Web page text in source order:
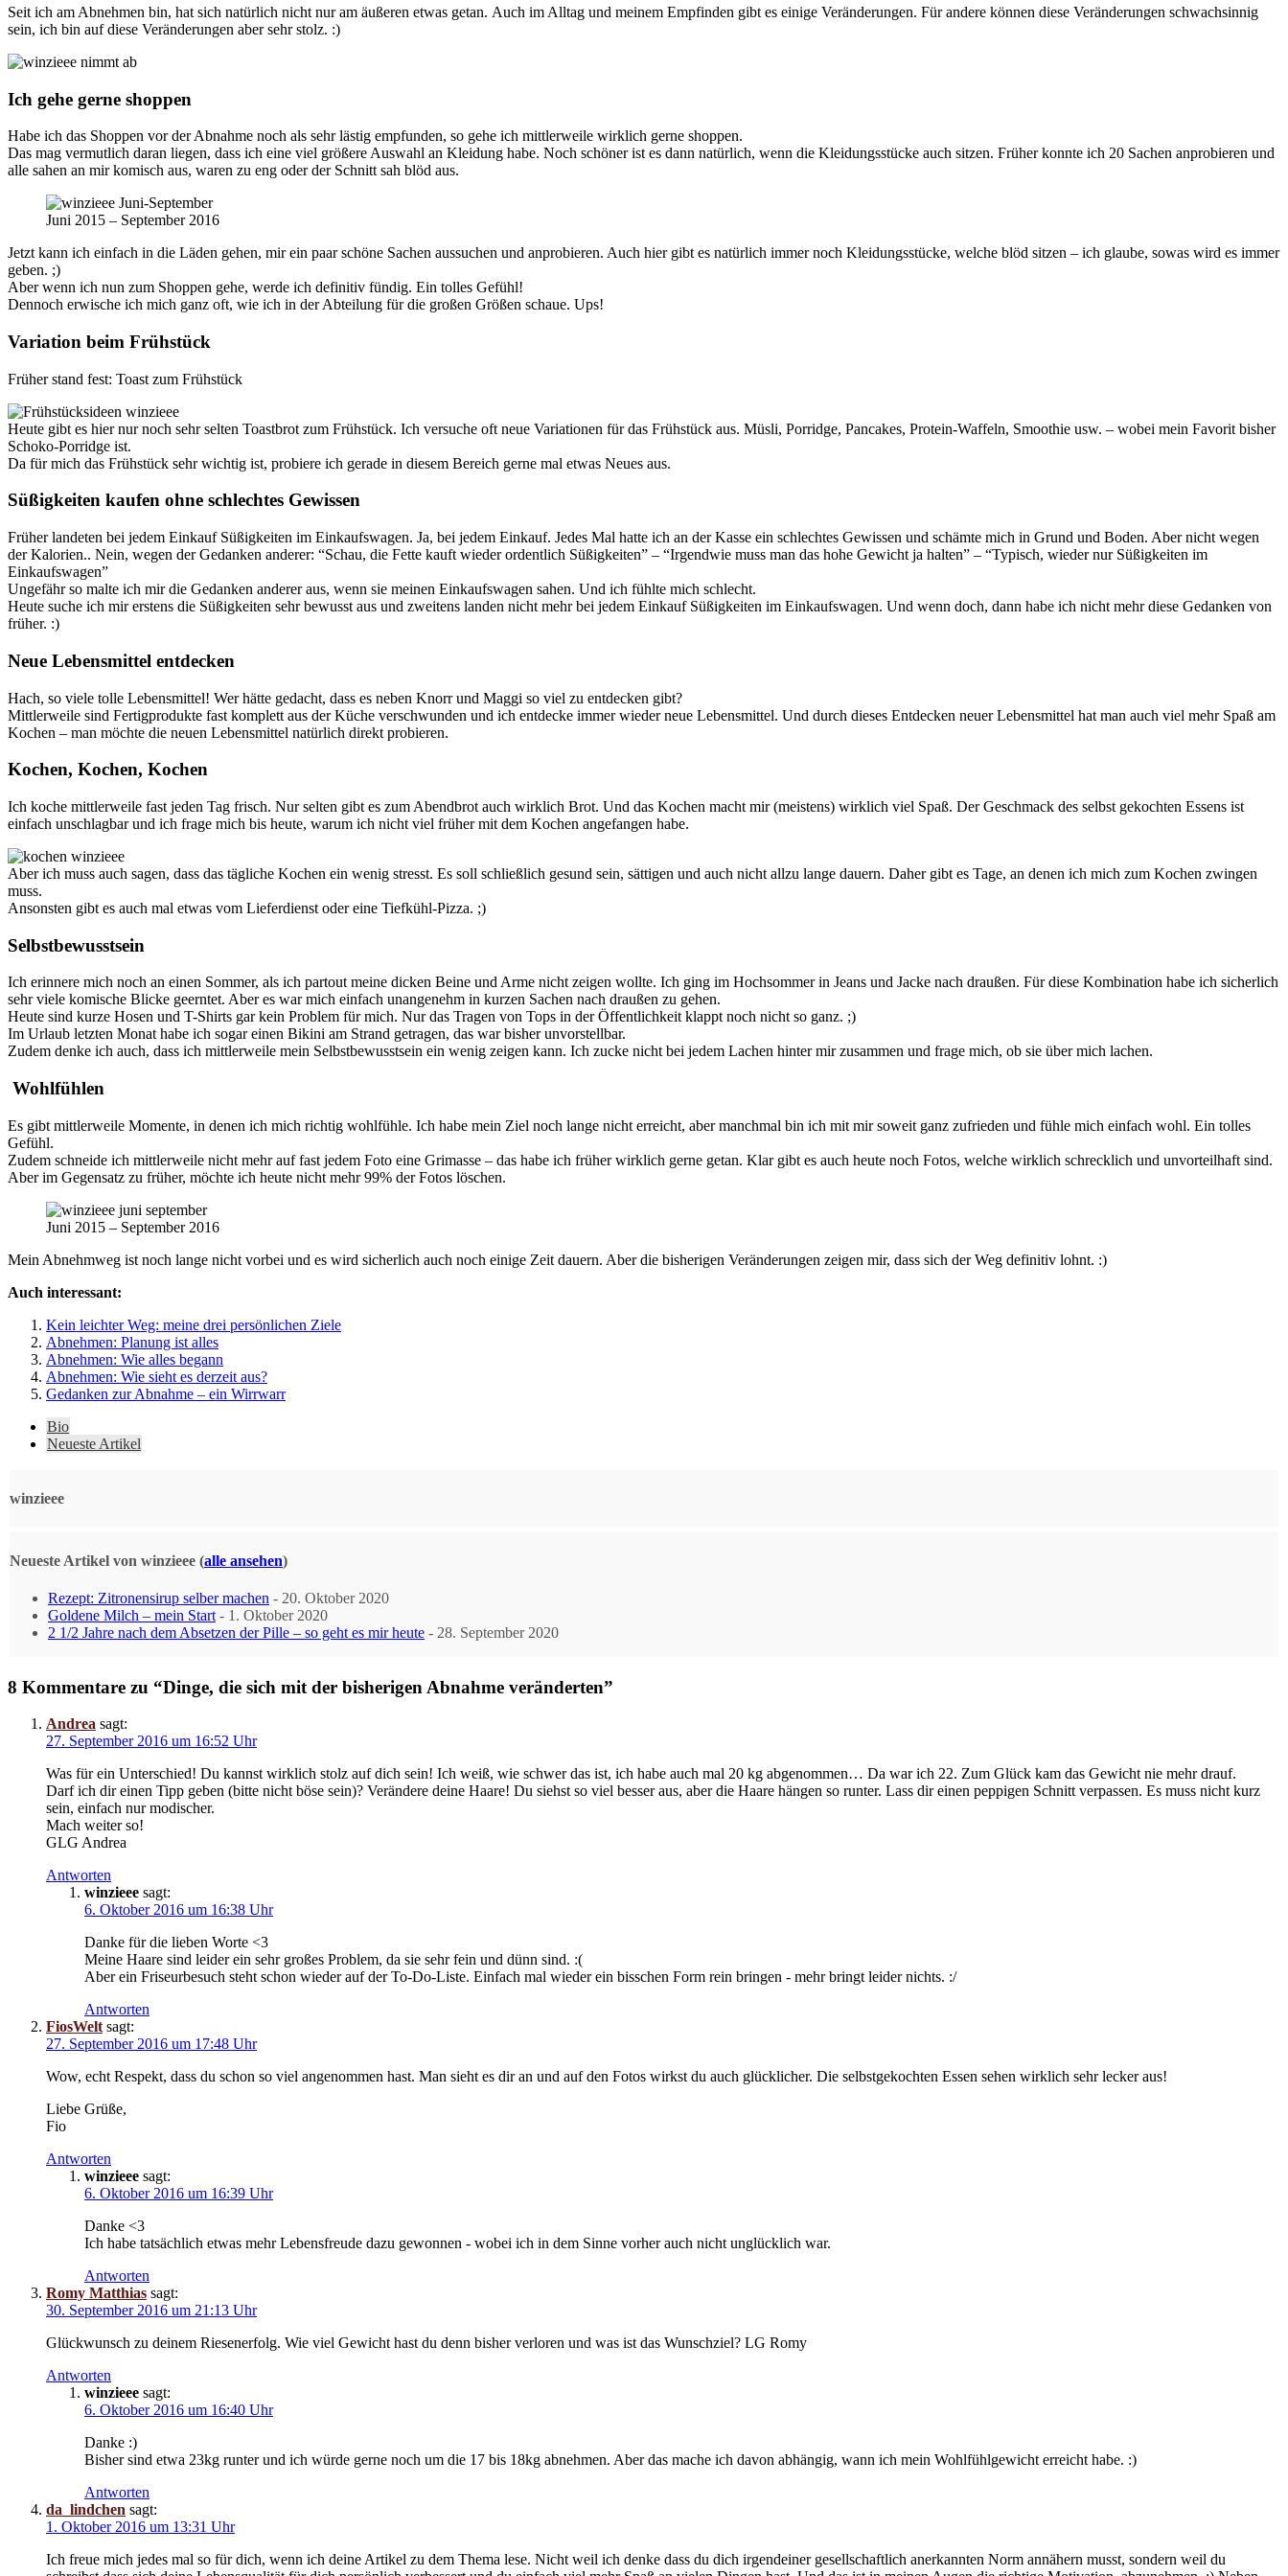
Seit ich am Abnehmen bin, hat sich natürlich nicht nur am äußeren etwas getan. Auch im Alltag und meinem Empfinden gibt es einige Veränderungen. Für andere können diese Veränderungen schwachsinnig
sein, ich bin auf diese Veränderungen aber sehr stolz. :)
Ich gehe gerne shoppen
Habe ich das Shoppen vor der Abnahme noch als sehr lästig empfunden, so gehe ich mittlerweile wirklich gerne shoppen.
Das mag vermutlich daran liegen, dass ich eine viel größere Auswahl an Kleidung habe. Noch schöner ist es dann natürlich, wenn die Kleidungsstücke auch sitzen. Früher konnte ich 20 Sachen anprobieren und
alle sahen an mir komisch aus, waren zu eng oder der Schnitt sah blöd aus.
Juni 2015 – September 2016
Jetzt kann ich einfach in die Läden gehen, mir ein paar schöne Sachen aussuchen und anprobieren. Auch hier gibt es natürlich immer noch Kleidungsstücke, welche blöd sitzen – ich glaube, sowas wird es immer
geben. ;)
Aber wenn ich nun zum Shoppen gehe, werde ich definitiv fündig. Ein tolles Gefühl!
Dennoch erwische ich mich ganz oft, wie ich in der Abteilung für die großen Größen schaue. Ups!
Variation beim Frühstück
Früher stand fest: Toast zum Frühstück
Heute gibt es hier nur noch sehr selten Toastbrot zum Frühstück. Ich versuche oft neue Variationen für das Frühstück aus. Müsli, Porridge, Pancakes, Protein-Waffeln, Smoothie usw. – wobei mein Favorit bisher
Schoko-Porridge ist.
Da für mich das Frühstück sehr wichtig ist, probiere ich gerade in diesem Bereich gerne mal etwas Neues aus.
Süßigkeiten kaufen ohne schlechtes Gewissen
Früher landeten bei jedem Einkauf Süßigkeiten im Einkaufswagen. Ja, bei jedem Einkauf. Jedes Mal hatte ich an der Kasse ein schlechtes Gewissen und schämte mich in Grund und Boden. Aber nicht wegen
der Kalorien.. Nein, wegen der Gedanken anderer: “Schau, die Fette kauft wieder ordentlich Süßigkeiten” – “Irgendwie muss man das hohe Gewicht ja halten” – “Typisch, wieder nur Süßigkeiten im
Einkaufswagen”
Ungefähr so malte ich mir die Gedanken anderer aus, wenn sie meinen Einkaufswagen sahen. Und ich fühlte mich schlecht.
Heute suche ich mir erstens die Süßigkeiten sehr bewusst aus und zweitens landen nicht mehr bei jedem Einkauf Süßigkeiten im Einkaufswagen. Und wenn doch, dann habe ich nicht mehr diese Gedanken von
früher. :)
Neue Lebensmittel entdecken
Hach, so viele tolle Lebensmittel! Wer hätte gedacht, dass es neben Knorr und Maggi so viel zu entdecken gibt?
Mittlerweile sind Fertigprodukte fast komplett aus der Küche verschwunden und ich entdecke immer wieder neue Lebensmittel. Und durch dieses Entdecken neuer Lebensmittel hat man auch viel mehr Spaß am
Kochen – man möchte die neuen Lebensmittel natürlich direkt probieren.
Kochen, Kochen, Kochen
Ich koche mittlerweile fast jeden Tag frisch. Nur selten gibt es zum Abendbrot auch wirklich Brot. Und das Kochen macht mir (meistens) wirklich viel Spaß. Der Geschmack des selbst gekochten Essens ist
einfach unschlagbar und ich frage mich bis heute, warum ich nicht viel früher mit dem Kochen angefangen habe.
Aber ich muss auch sagen, dass das tägliche Kochen ein wenig stresst. Es soll schließlich gesund sein, sättigen und auch nicht allzu lange dauern. Daher gibt es Tage, an denen ich mich zum Kochen zwingen
muss.
Ansonsten gibt es auch mal etwas vom Lieferdienst oder eine Tiefkühl-Pizza. ;)
Selbstbewusstsein
Ich erinnere mich noch an einen Sommer, als ich partout meine dicken Beine und Arme nicht zeigen wollte. Ich ging im Hochsommer in Jeans und Jacke nach draußen. Für diese Kombination habe ich sicherlich
sehr viele komische Blicke geerntet. Aber es war mich einfach unangenehm in kurzen Sachen nach draußen zu gehen.
Heute sind kurze Hosen und T-Shirts gar kein Problem für mich. Nur das Tragen von Tops in der Öffentlichkeit klappt noch nicht so ganz. ;)
Im Urlaub letzten Monat habe ich sogar einen Bikini am Strand getragen, das war bisher unvorstellbar.
Zudem denke ich auch, dass ich mittlerweile mein Selbstbewusstsein ein wenig zeigen kann. Ich zucke nicht bei jedem Lachen hinter mir zusammen und frage mich, ob sie über mich lachen.
Wohlfühlen
Es gibt mittlerweile Momente, in denen ich mich richtig wohlfühle. Ich habe mein Ziel noch lange nicht erreicht, aber manchmal bin ich mit mir soweit ganz zufrieden und fühle mich einfach wohl. Ein tolles
Gefühl.
Zudem schneide ich mittlerweile nicht mehr auf fast jedem Foto eine Grimasse – das habe ich früher wirklich gerne getan. Klar gibt es auch heute noch Fotos, welche wirklich schrecklich und unvorteilhaft sind.
Aber im Gegensatz zu früher, möchte ich heute nicht mehr 99% der Fotos löschen.
Juni 2015 – September 2016
Mein Abnehmweg ist noch lange nicht vorbei und es wird sicherlich auch noch einige Zeit dauern. Aber die bisherigen Veränderungen zeigen mir, dass sich der Weg definitiv lohnt. :)
Auch interessant:
Kein leichter Weg: meine drei persönlichen Ziele
Abnehmen: Planung ist alles
Abnehmen: Wie alles begann
Abnehmen: Wie sieht es derzeit aus?
Gedanken zur Abnahme – ein Wirrwarr
following
change
Bio
Neueste Artikel
winzieee
Neueste Artikel von winzieee (alle ansehen)
Rezept: Zitronensirup selber machen - 20. Oktober 2020
Goldene Milch – mein Start - 1. Oktober 2020
2 1/2 Jahre nach dem Absetzen der Pille – so geht es mir heute - 28. September 2020
8 Kommentare zu “Dinge, die sich mit der bisherigen Abnahme veränderten”
Andrea sagt:
27. September 2016 um 16:52 Uhr
Was für ein Unterschied! Du kannst wirklich stolz auf dich sein! Ich weiß, wie schwer das ist, ich habe auch mal 20 kg abgenommen… Da war ich 22. Zum Glück kam das Gewicht nie mehr drauf.
Darf ich dir einen Tipp geben (bitte nicht böse sein)? Verändere deine Haare! Du siehst so viel besser aus, aber die Haare hängen so runter. Lass dir einen peppigen Schnitt verpassen. Es muss nicht kurz
sein, einfach nur modischer.
Mach weiter so!
GLG Andrea
Antworten
winzieee sagt:
6. Oktober 2016 um 16:38 Uhr
Danke für die lieben Worte <3
Meine Haare sind leider ein sehr großes Problem, da sie sehr fein und dünn sind. :(
Aber ein Friseurbesuch steht schon wieder auf der To-Do-Liste. Einfach mal wieder ein bisschen Form rein bringen - mehr bringt leider nichts. :/
Antworten
FiosWelt sagt:
27. September 2016 um 17:48 Uhr
Wow, echt Respekt, dass du schon so viel angenommen hast. Man sieht es dir an und auf den Fotos wirkst du auch glücklicher. Die selbstgekochten Essen sehen wirklich sehr lecker aus!
Liebe Grüße,
Fio
Antworten
winzieee sagt:
6. Oktober 2016 um 16:39 Uhr
Danke <3
Ich habe tatsächlich etwas mehr Lebensfreude dazu gewonnen - wobei ich in dem Sinne vorher auch nicht unglücklich war.
Antworten
Romy Matthias sagt:
30. September 2016 um 21:13 Uhr
Glückwunsch zu deinem Riesenerfolg. Wie viel Gewicht hast du denn bisher verloren und was ist das Wunschziel? LG Romy
Antworten
winzieee sagt:
6. Oktober 2016 um 16:40 Uhr
Danke :)
Bisher sind etwa 23kg runter und ich würde gerne noch um die 17 bis 18kg abnehmen. Aber das mache ich davon abhängig, wann ich mein Wohlfühlgewicht erreicht habe. :)
Antworten
da_lindchen sagt:
1. Oktober 2016 um 13:31 Uhr
Ich freue mich jedes mal so für dich, wenn ich deine Artikel zu dem Thema lese. Nicht weil ich denke dass du dich irgendeiner gesellschaftlich anerkannten Norm annähern musst, sondern weil du